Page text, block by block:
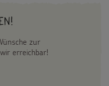
zur
erreichbar!